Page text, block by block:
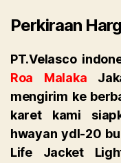
Perkiraan
PT.Velasco
Roa Malaka
mengirim ke
karet kami
hwayan ydl-20
Life Jacket